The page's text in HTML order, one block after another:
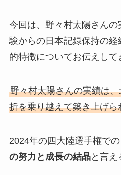
今回は、野々村太陽さん
験からの日本記録保持の
的特徴についてお伝えして
野々村太陽さんの実績は
折を乗り越えて築き上げ
2024年の四大陸選手権での
の努力と成長の結晶と言え